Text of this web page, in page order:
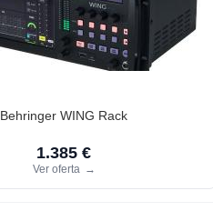
Behringer WING Rack
1.385 €
Ver oferta →